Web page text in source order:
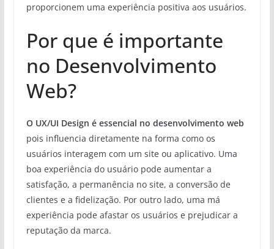
proporcionem uma experiência positiva aos usuários.
Por que é importante
no Desenvolvimento
Web?
O UX/UI Design é essencial no desenvolvimento web
pois influencia diretamente na forma como os
usuários interagem com um site ou aplicativo. Uma
boa experiência do usuário pode aumentar a
satisfação, a permanência no site, a conversão de
clientes e a fidelização. Por outro lado, uma má
experiência pode afastar os usuários e prejudicar a
reputação da marca.